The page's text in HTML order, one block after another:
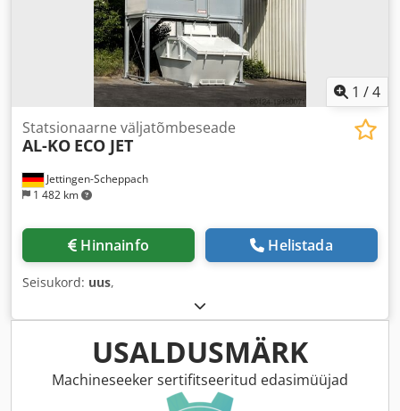
1 /4
Jettingen-Scheppach
1 482 km
Statsionaarne väljatõmbeseade
AL-KO ECO JET
Hinnainfo Helistada
Seisukord: uus,
USALDUSMÄRK
Machineseeker sertifitseeritud edasimüüjad